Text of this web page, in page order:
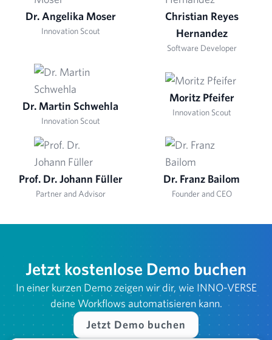
Dr. Angelika Moser
Innovation Scout
Christian Reyes
Hernandez
Software Developer
Dr. Martin Schwehla
Innovation Scout
Moritz Pfeifer
Innovation Scout
Prof. Dr. Johann Füller
Partner and Advisor
Dr. Franz Bailom
Founder and CEO
Jetzt kostenlose Demo buchen
In einer kurzen Demo zeigen wir dir, wie INNO-VERSE
deine Workflows automatisieren kann.
Jetzt Demo buchen